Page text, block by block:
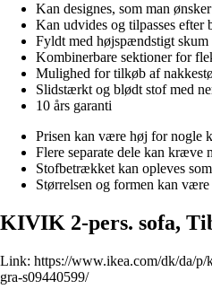
Kan designes, som man ønsker
Kan udvides og tilpasses efter
Fyldt med højspændstigt
Kombinerbare sektioner for
Mulighed for tilkøb af
Slidstærkt og blødt stof med
10 års garanti
Prisen kan være høj for nogle
Flere separate dele kan
Stofbetrækket kan opleves
Størrelsen og formen kan
KIVIK 2-pers. sofa,
Link: https://www.ikea.com/dk/da/
gra-s09440599/